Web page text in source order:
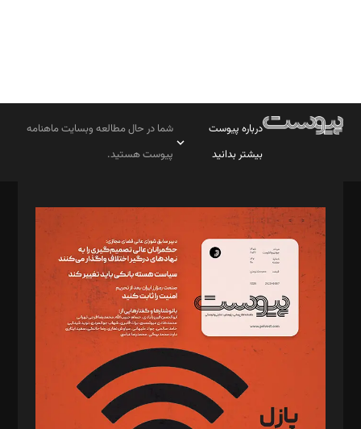
درباره پیوست
بیشتر بدانید
شما در حال مطالعه وبسایت ماهنامه
پیوست هستید.
مدیر مسئول: محمدباقر اثنی‌عشری
سردبیر: مهرک محمودی
دبیر تحریریه: میثم قاسمی
د‌بیر ناداستان: سمانه سمیع
د‌بیر خدمت و تجارت: ابوالفضل رجبی
د‌بیر حقوق فناوری: حسام‌الدین ایپکچی
د‌بیر پیوست جهان: مینا پاکدل
د‌بیر تحریریه آنلاین: بابک نقاش
تحریریه‌: مجتبی محمود‌ی، آرش برهمند، یسنا امان‌پور، سروش کرمیان،
مصطفی مسجدی آرانی، ابوالفضل رجبی، زهرا فکرانه، فائزه فتحی